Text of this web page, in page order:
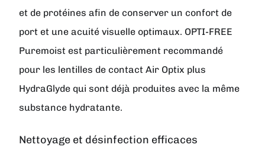
et de protéines afin de conserver un confort de
port et une acuité visuelle optimaux. OPTI-FREE
Puremoist est particulièrement recommandé
pour les lentilles de contact Air Optix plus
HydraGlyde qui sont déjà produites avec la même
substance hydratante.
Nettoyage et désinfection efficaces